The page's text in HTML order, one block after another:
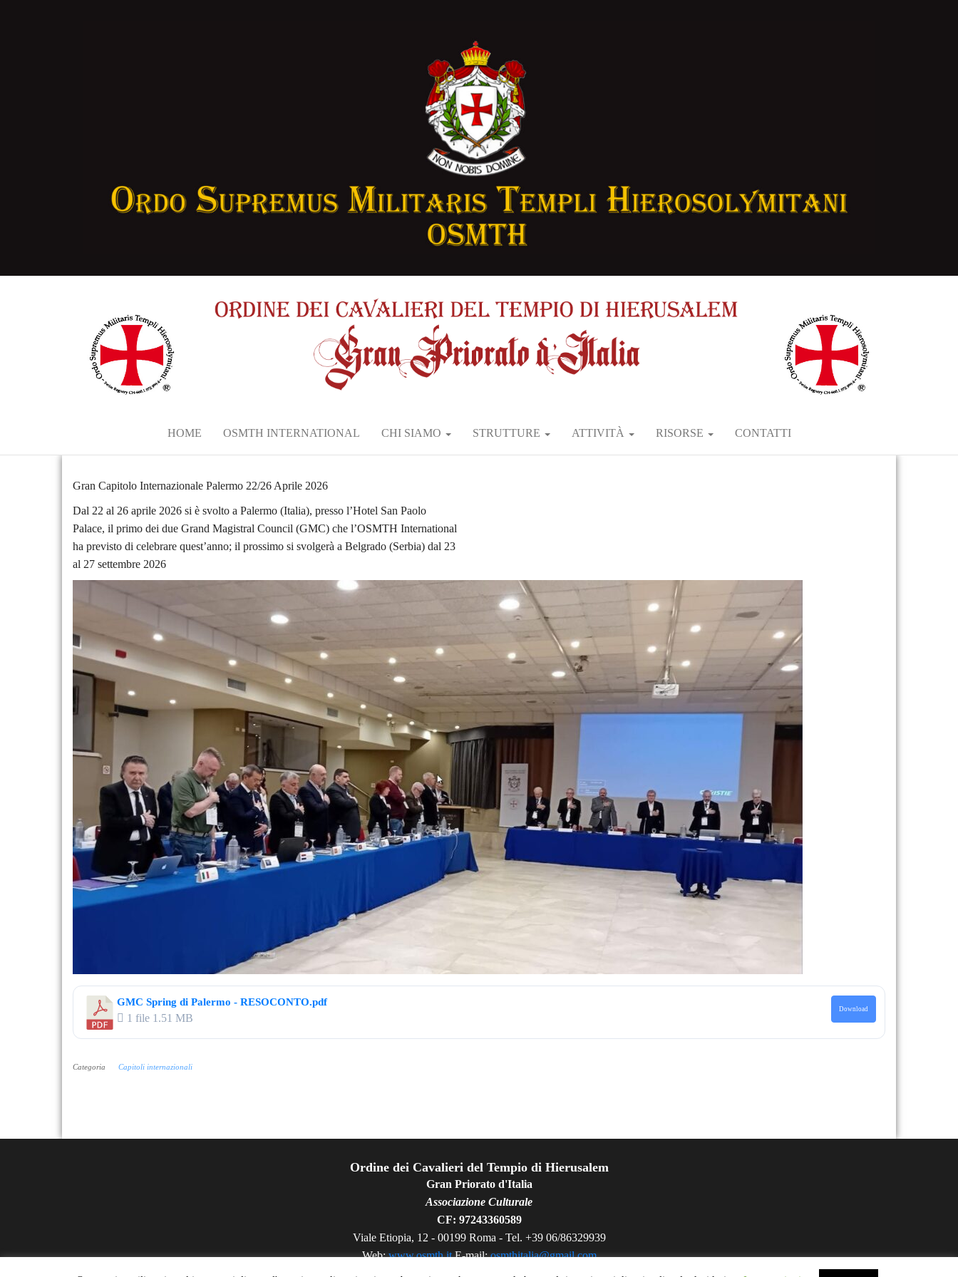
HOME OSMTH INTERNATIONAL CHI SIAMO STRUTTURE ATTIVITÀ RISORSE CONTATTI
Gran Capitolo Internazionale Palermo 22/26 Aprile 2026
Dal 22 al 26 aprile 2026 si è svolto a Palermo (Italia), presso l’Hotel San Paolo
Palace, il primo dei due Grand Magistral Council (GMC) che l’OSMTH International
ha previsto di celebrare quest’anno; il prossimo si svolgerà a Belgrado (Serbia) dal 23
al 27 settembre 2026
GMC Spring di Palermo - RESOCONTO.pdf
1 file 1.51 MB
Download
Categoria Capitoli internazionali
Ordine dei Cavalieri del Tempio di Hierusalem
Gran Priorato d'Italia
Associazione Culturale
CF: 97243360589
Viale Etiopia, 12 - 00199 Roma - Tel. +39 06/86329939
Web:www.osmth.itE-mail:osmthitalia@gmail.com